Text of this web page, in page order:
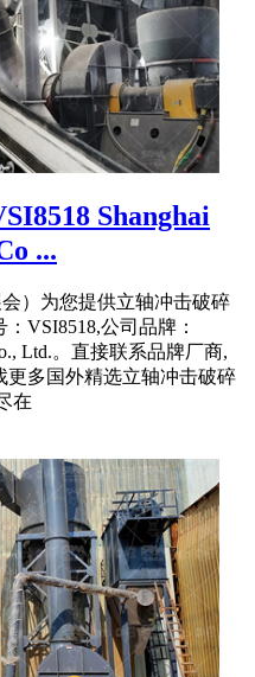
Shanghai
...
）为您提供立轴冲击破碎
VSI8518,公司品牌：
Ltd.。直接联系品牌厂商,
多国外精选立轴冲击破碎
在